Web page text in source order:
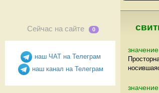
Сейчас на сайте 0
наш ЧАТ на Телеграм
наш канал на Телеграм